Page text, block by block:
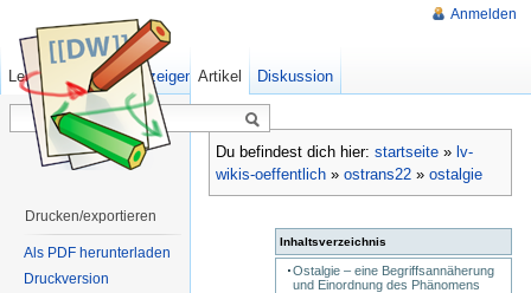
Du befindest dich hier: startseite » lv-
wikis-oeffentlich » ostrans22 » ostalgie
Inhaltsverzeichnis
Ostalgie – eine Begriffsannäherung
und Einordnung des Phänomens
Anmelden
Artikel Diskussion
Lesen Quelltext anzeigen Ältere Versionen
Drucken/exportieren
Als PDF herunterladen
Druckversion